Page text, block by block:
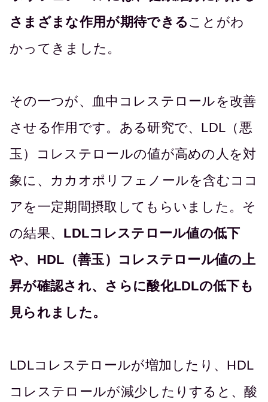
さまざまな作用が期待できる ことがわ
かってきました。
その一つが、血中コレステロールを改善
させる作用です。ある研究で、LDL（悪
玉）コレステロールの値が高めの人を対
象に、カカオポリフェノールを含むココ
アを一定期間摂取してもらいました。そ
の結果、 LDLコレステロール値の低下
や、HDL（善玉）コレステロール値の上
昇が確認され、さらに酸化LDLの低下も
見られました。
LDLコレステロールが増加したり、HDL
コレステロールが減少したりすると、酸